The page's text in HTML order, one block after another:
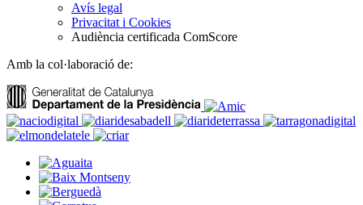
Avís legal
Privacitat i Cookies
Audiència certificada ComScore
Amb la col·laboració de: